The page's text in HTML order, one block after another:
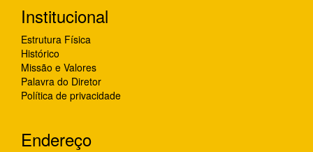
Institucional
Estrutura Física
Histórico
Missão e Valores
Palavra do Diretor
Política de privacidade
Endereço